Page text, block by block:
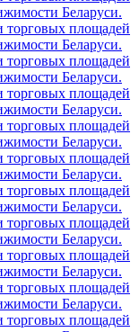
Беларуси.
торговых площадей
Беларуси.
торговых площадей
Беларуси.
торговых площадей
Беларуси.
торговых площадей
Беларуси.
торговых площадей
Беларуси.
торговых площадей
Беларуси.
торговых площадей
Беларуси.
торговых площадей
Беларуси.
торговых площадей
Беларуси.
торговых площадей